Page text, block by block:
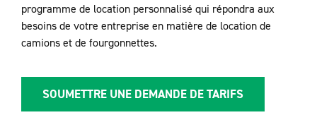
programme de location personnalisé qui répondra aux
besoins de votre entreprise en matière de location de
camions et de fourgonnettes.
SOUMETTRE UNE DEMANDE DE TARIFS